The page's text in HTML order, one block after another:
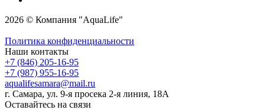
2026 © Компания "AquaLife"
Политика конфиденциальности
Наши контакты
+7 (846) 205-16-95
+7 (987) 955-16-95
aqualifesamara@mail.ru
г. Самара, ул. 9-я просека 2-я линия, 18А
Оставайтесь на связи